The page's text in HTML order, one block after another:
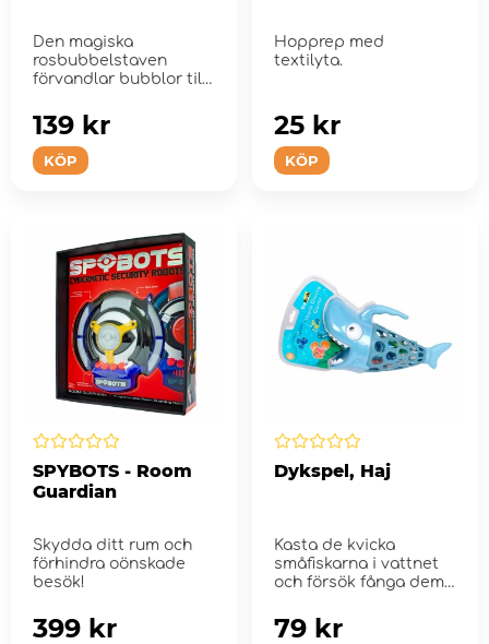
Den magiska
rosbubbelstaven
förvandlar bubblor till
KÖP
139 kr
Hopprep med
textilyta.
KÖP
25 kr
SPYBOTS - Room
Guardian
Skydda ditt rum och
förhindra oönskade
besök!
399 kr
Dykspel, Haj
Kasta de kvicka
småfiskarna i vattnet
och försök fånga dem i
79 kr